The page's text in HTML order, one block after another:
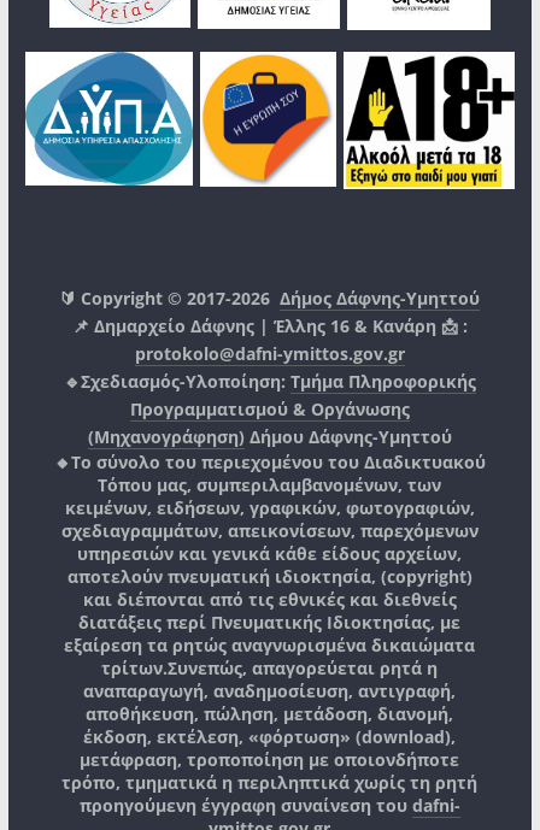
🔰 Copyright © 2017-2026Δήμος Δάφνης-Υμηττού
📌 Δημαρχείο Δάφνης | Έλλης 16 & Κανάρη 📩 :
protokolo@dafni-ymittos.gov.gr
🔹Σχεδιασμός-Υλοποίηση: Τμήμα Πληροφορικής
Προγραμματισμού & Οργάνωσης
(Μηχανογράφηση) Δήμου Δάφνης-Υμηττού
🔸Το σύνολο του περιεχομένου του Διαδικτυακού
Τόπου μας, συμπεριλαμβανομένων, των
κειμένων, ειδήσεων, γραφικών, φωτογραφιών,
σχεδιαγραμμάτων, απεικονίσεων, παρεχόμενων
υπηρεσιών και γενικά κάθε είδους αρχείων,
αποτελούν πνευματική ιδιοκτησία, (copyright)
και διέπονται από τις εθνικές και διεθνείς
διατάξεις περί Πνευματικής Ιδιοκτησίας, με
εξαίρεση τα ρητώς αναγνωρισμένα δικαιώματα
τρίτων.Συνεπώς, απαγορεύεται ρητά η
αναπαραγωγή, αναδημοσίευση, αντιγραφή,
αποθήκευση, πώληση, μετάδοση, διανομή,
έκδοση, εκτέλεση, «φόρτωση» (download),
μετάφραση, τροποποίηση με οποιονδήποτε
τρόπο, τμηματικά η περιληπτικά χωρίς τη ρητή
προηγούμενη έγγραφη συναίνεση του dafni-